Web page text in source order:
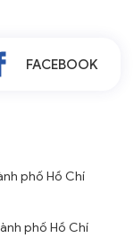
FACEBOOK
phố Hồ Chí
phố Hồ Chí